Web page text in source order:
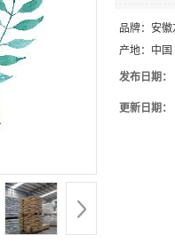
品牌： 安徽
产地： 中国
发布日期：
更新日期：